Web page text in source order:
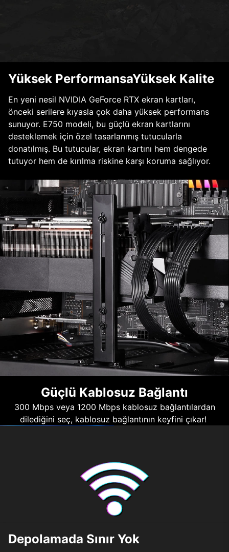
Yüksek PerformansaYüksek Kalite
En yeni nesil NVIDIA GeForce RTX ekran kartları,
önceki serilere kıyasla çok daha yüksek performans
sunuyor. E750 modeli, bu güçlü ekran kartlarını
desteklemek için özel tasarlanmış tutucularla
donatılmış. Bu tutucular, ekran kartını hem dengede
tutuyor hem de kırılma riskine karşı koruma sağlıyor.
Güçlü Kablosuz Bağlantı
300 Mbps veya 1200 Mbps kablosuz bağlantılardan
dilediğini seç, kablosuz bağlantının keyfini çıkar!
Depolamada Sınır Yok